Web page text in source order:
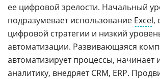
ее цифровой зрелости. Начальный
подразумевает использование Excel,
цифровой стратегии и низкий
автоматизации. Развивающаяся
автоматизирует процессы, начинает
аналитику, внедряетCRM, ERP.